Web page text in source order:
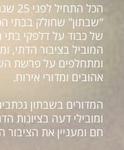
הכל
"שבתון" שחולק בבתי
של כבוד על דלפקי בתי
המוביל בציבור הדתי,
ומתחלפים על פרשת
אהובים ומדורי אירוח.
המדורים בשבתון
ומובילי דעה בציונות
חם ומעניין את הציבור